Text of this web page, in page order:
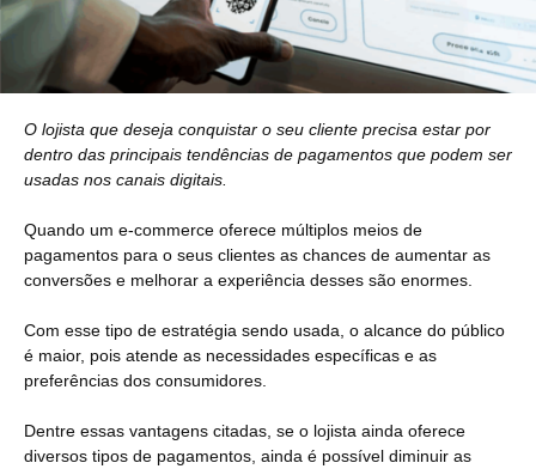
O lojista que deseja conquistar o seu cliente precisa estar por
dentro das principais tendências de pagamentos que podem ser
usadas nos canais digitais.
Quando um e-commerce oferece múltiplos meios de
pagamentos para o seus clientes as chances de aumentar as
conversões e melhorar a experiência desses são enormes.
Com esse tipo de estratégia sendo usada, o alcance do público
é maior, pois atende as necessidades específicas e as
preferências dos consumidores.
Dentre essas vantagens citadas, se o lojista ainda oferece
diversos tipos de pagamentos, ainda é possível diminuir as